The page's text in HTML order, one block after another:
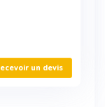
un devis